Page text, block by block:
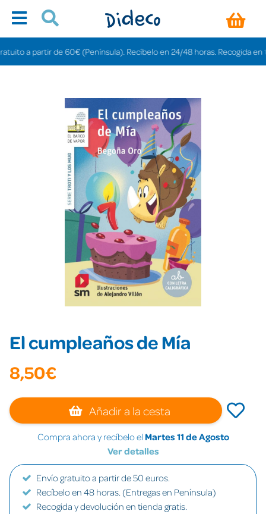
a partir de 60€ (Península). Recíbelo en 24/48 horas. Recogida en
El cumpleaños de Mía
8,50€
Añadir a la cesta
Compra ahora y recíbelo el Martes 11 de Agosto
Ver detalles
Envío gratuito a partir de 50 euros.
Recíbelo en 48 horas. (Entregas en Península)
Recogida y devolución en tienda gratis.